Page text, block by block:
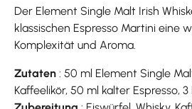
Der Element Single Malt Irish
klassischen Espresso Martini eine
Komplexität und Aroma.
Zutaten : 50 ml Element Single
Kaffeelikör, 50 ml kalter Espresso,